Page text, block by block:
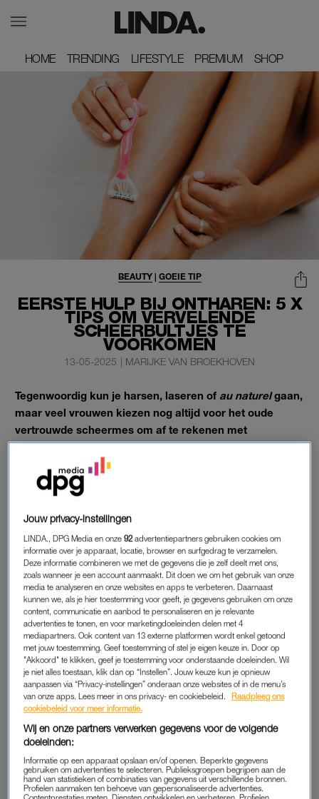
HOME
HOME TRENDING
TRENDING LIFESTYLE
LIFESTYLE PREMIUM
PREMIUM SHOP
SHOP
EERSTE HULP BIJ ONTHAREN: 5 X
TIPS OM VERVELENDE
SCHEERBULTJES TE
VOORKOMEN
BEAUTY| GOEIE TIP
13-05-2025 | MARIJKE VAN BROEKHOVEN
Tegenwoordig kun je harsen, laseren of au naturelgaan,
maar veel vrouwen kiezen nog altijd voor het oude
vertrouwde scheermes om af te rekenen met
ongewenste haartjes. Helaas zorgt een scheerbeurt
soms voor vervelende scheerbultjes en irritaties. Wat is
daar eigenlijk tegen te doen?
ZO KUN JE SCHEERBULTJES
VOORKOMEN
SCRUBBEN MAAR
Een gladde huid is het beste oppervlak voor je scheermes.
Verwijder voordat je met je scheermes aan de gang gaat dus
eerst de dode huidcellen. Er zijn genoeg mildescrubsop de
markt om ook je bikinilijn mee te scrubben. Zo komen haartjes
die vastzitten los en voorkom je huidirritatie.
SCHEERSCHUIM
Gebruik je altijd zeep tijdens het scheren? Tijd om over te
stappen op scheerschuim, -gel of -crème. Dit beschermt
Jouw privacy-instellingen
LINDA., DPG Media en onze92 advertentiepartners gebruiken cookies om
informatie over je apparaat, locatie, browser en surfgedrag te verzamelen.
Deze informatie combineren we met de gegevens die je zelf deelt met ons,
zoals wanneer je een account aanmaakt. Dit doen we om het gebruik van onze
media te analyseren en onze websites en apps te verbeteren. Daarnaast
kunnen we, als je hier toestemming voor geeft, je gegevens gebruiken om onze
content, communicatie en aanbod te personaliseren en je relevante
advertenties te tonen, en voor marketingdoeleinden delen met 4
mediapartners. Ook content van 13 externe platformen wordt enkel getoond
met jouw toestemming. Geef toestemming of stel je eigen keuze in. Door op
"Akkoord" te klikken, geef je toestemming voor onderstaande doeleinden. Wil
je niet alles toestaan, klik dan op “Instellen”. Jouw keuze kun je opnieuw
aanpassen via “Privacy-instellingen” onderaan onze websites of in de menu’s
van onze apps. Lees meer in ons privacy- en cookiebeleid.
Raadpleeg ons
cookiebeleid voor meer informatie.
Wij en onze partners verwerken gegevens voor de volgende
doeleinden:
Informatie op een apparaat opslaan en/of openen. Beperkte gegevens
gebruiken om advertenties te selecteren. Publieksgroepen begrijpen aan de
hand van statistieken of combinaties van gegevens uit verschillende bronnen.
Profielen aanmaken ten behoeve van gepersonaliseerde advertenties.
Contentprestaties meten. Diensten ontwikkelen en verbeteren. Profielen